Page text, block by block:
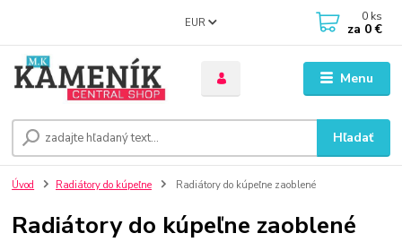
Menu
EUR
Hľadať
0 ks
za 0 €
Úvod Radiátory do kúpeľne Radiátory do kúpeľne zaoblené
Radiátory do kúpeľne zaoblené